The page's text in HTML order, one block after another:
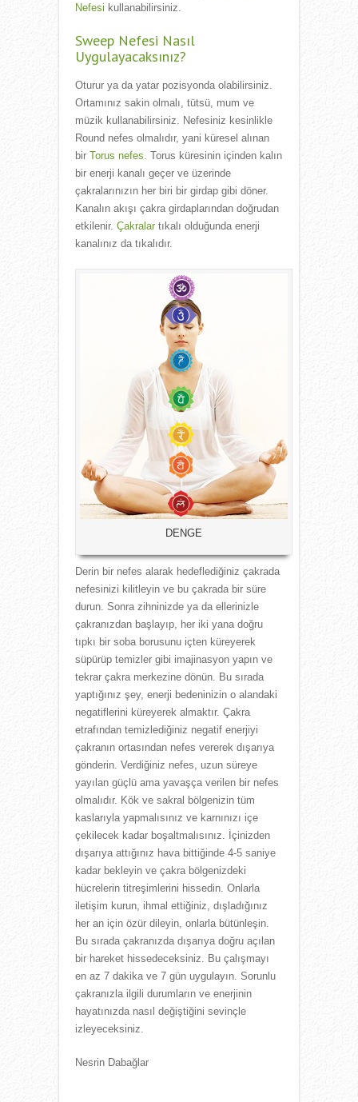
Nefesi kullanabilirsiniz.
Sweep Nefesi Nasıl
Uygulayacaksınız?
Oturur ya da yatar pozisyonda olabilirsiniz.
Ortamınız sakin olmalı, tütsü, mum ve
müzik kullanabilirsiniz. Nefesiniz kesinlikle
Round nefes olmalıdır, yani küresel alınan
bir Torus nefes. Torus küresinin içinden kalın
bir enerji kanalı geçer ve üzerinde
çakralarınızın her biri bir girdap gibi döner.
Kanalın akışı çakra girdaplarından doğrudan
etkilenir. Çakralar tıkalı olduğunda enerji
kanalınız da tıkalıdır.
DENGE
Derin bir nefes alarak hedeflediğiniz çakrada
nefesinizi kilitleyin ve bu çakrada bir süre
durun. Sonra zihninizde ya da ellerinizle
çakranızdan başlayıp, her iki yana doğru
tıpkı bir soba borusunu içten küreyerek
süpürüp temizler gibi imajinasyon yapın ve
tekrar çakra merkezine dönün. Bu sırada
yaptığınız şey, enerji bedeninizin o alandaki
negatiflerini küreyerek almaktır. Çakra
etrafından temizlediğiniz negatif enerjiyi
çakranın ortasından nefes vererek dışarıya
gönderin. Verdiğiniz nefes, uzun süreye
yayılan güçlü ama yavaşça verilen bir nefes
olmalıdır. Kök ve sakral bölgenizin tüm
kaslarıyla yapmalısınız ve karnınızı içe
çekilecek kadar boşaltmalısınız. İçinizden
dışarıya attığınız hava bittiğinde 4-5 saniye
kadar bekleyin ve çakra bölgenizdeki
hücrelerin titreşimlerini hissedin. Onlarla
iletişim kurun, ihmal ettiğiniz, dışladığınız
her an için özür dileyin, onlarla bütünleşin.
Bu sırada çakranızda dışarıya doğru açılan
bir hareket hissedeceksiniz. Bu çalışmayı
en az 7 dakika ve 7 gün uygulayın. Sorunlu
çakranızla ilgili durumların ve enerjinin
hayatınızda nasıl değiştiğini sevinçle
izleyeceksiniz.
Nesrin Dabağlar